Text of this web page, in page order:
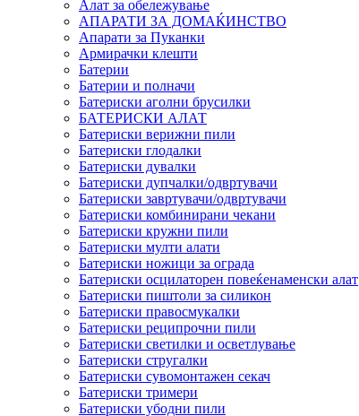
Алат за обележување
АПАРАТИ ЗА ДОМАЌИНСТВО
Апарати за Пуканки
Армирачки клешти
Батерии
Батерии и полначи
Батериски аголни брусилки
БАТЕРИСКИ АЛАТ
Батериски верижни пили
Батериски глодалки
Батериски дувалки
Батериски дупчалки/одвртувачи
Батериски завртувачи/одвртувачи
Батериски комбинирани чекани
Батериски кружни пили
Батериски мулти алати
Батериски ножици за ограда
Батериски осцилаторен повеќенаменски алат
Батериски пиштоли за силикон
Батериски правосмукалки
Батериски реципрочни пили
Батериски светилки и осветлување
Батериски стругалки
Батериски сувомонтажен секач
Батериски тримери
Батериски убодни пили